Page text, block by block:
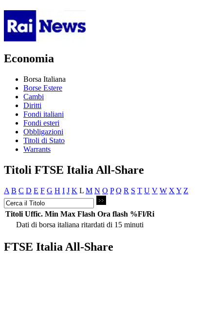
Economia
Borsa Italiana
Borse Estere
Cambi
Diritti
Fondi italiani
Fondi esteri
Obbligazioni
Titoli di Stato
Warrants
Titoli FTSE Italia All-Share
A B C D E F G H I J K L M N O P Q R S T U V W X Y Z
Titoli Uffic. Min Max Flash Ora flash %Fl/Ri
Dati di borsa italiana ritardati di 15 minuti
FTSE Italia All-Share